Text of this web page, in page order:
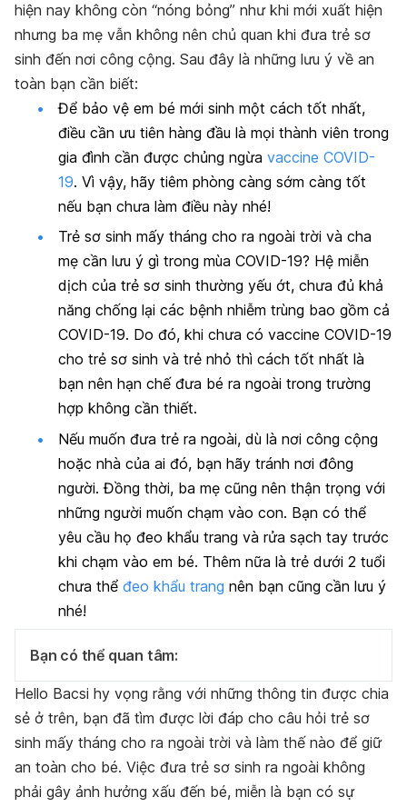
hiện nay không còn “nóng bỏng” như khi mới xuất hiện
nhưng ba mẹ vẫn không nên chủ quan khi đưa trẻ sơ
sinh đến nơi công cộng. Sau đây là những lưu ý về an
toàn bạn cần biết:
Để bảo vệ em bé mới sinh một cách tốt nhất,
điều cần ưu tiên hàng đầu là mọi thành viên trong
gia đình cần được chủng ngừa vaccine COVID-
19. Vì vậy, hãy tiêm phòng càng sớm càng tốt
nếu bạn chưa làm điều này nhé!
Trẻ sơ sinh mấy tháng cho ra ngoài trời và cha
mẹ cần lưu ý gì trong mùa COVID-19? Hệ miễn
dịch của trẻ sơ sinh thường yếu ớt, chưa đủ khả
năng chống lại các bệnh nhiễm trùng bao gồm cả
COVID-19. Do đó, khi chưa có vaccine COVID-19
cho trẻ sơ sinh và trẻ nhỏ thì cách tốt nhất là
bạn nên hạn chế đưa bé ra ngoài trong trường
hợp không cần thiết.
Nếu muốn đưa trẻ ra ngoài, dù là nơi công cộng
hoặc nhà của ai đó, bạn hãy tránh nơi đông
người. Đồng thời, ba mẹ cũng nên thận trọng với
những người muốn chạm vào con. Bạn có thể
yêu cầu họ đeo khẩu trang và rửa sạch tay trước
khi chạm vào em bé. Thêm nữa là trẻ dưới 2 tuổi
chưa thể đeo khẩu trang nên bạn cũng cần lưu ý
nhé!
Bạn có thể quan tâm:
Hello Bacsi hy vọng rằng với những thông tin được chia
sẻ ở trên, bạn đã tìm được lời đáp cho câu hỏi trẻ sơ
sinh mấy tháng cho ra ngoài trời và làm thế nào để giữ
an toàn cho bé. Việc đưa trẻ sơ sinh ra ngoài không
phải gây ảnh hưởng xấu đến bé, miễn là bạn có sự